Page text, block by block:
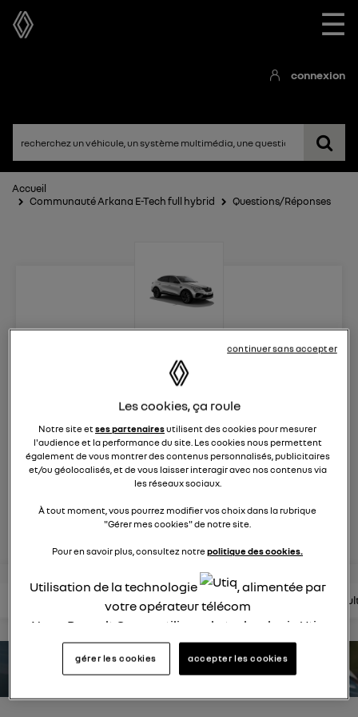
☰
connexion
Accueil
Communauté Arkana E-Tech full hybrid
Questions/Réponses
Arkana E-Tech full hybrid
RENAULT
membres
hybride par nature
posez une question
rejoignez
lire les articles consultez la brochure
estimez votre autonomie
Les cookies, ça roule
Notre site etses partenairesutilisent des cookies pour mesurer
l'audience et la performance du site. Les cookies nous permettent
également de vous montrer des contenus personnalisés, publicitaires
et/ou géolocalisés, et de vous laisser interagir avec nos contenus via
les réseaux sociaux.
À tout moment, vous pourrez modifier vos choix dans la rubrique
"Gérer mes cookies" de notre site.
Pour en savoir plus, consultez notrepolitique des cookies.
Utilisation de la technologie
, alimentée par
votre opérateur télécom
Nous, Renault Group, utilisons la technologie Utiq
pour nos activités digitales (telles que décrites
dans cette notice de consentement) et liées à
utilisez une connexion internet fournie parun
gérer les cookies accepter les cookies
continuer sans accepter